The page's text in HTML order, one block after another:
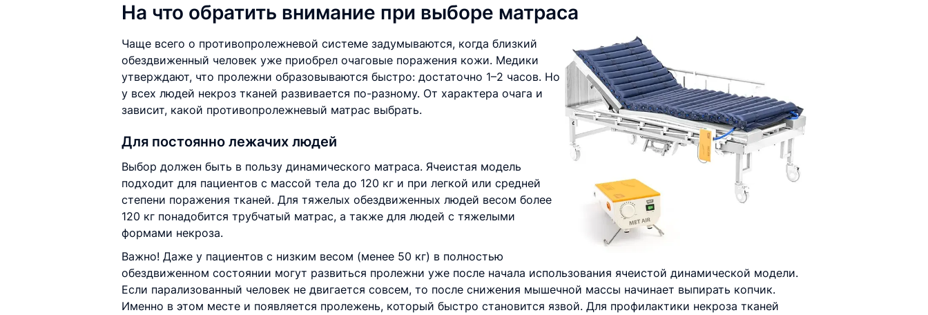
На что обратить внимание при выборе матраса
Чаще всего о противопролежневой системе задумываются, когда близкий
обездвиженный человек уже приобрел очаговые поражения кожи. Медики
утверждают, что пролежни образовываются быстро: достаточно 1–2 часов. Но
у всех людей некроз тканей развивается по-разному. От характера очага и
зависит, какой противопролежневый матрас выбрать.
Для постоянно лежачих людей
Выбор должен быть в пользу динамического матраса. Ячеистая модель
подходит для пациентов с массой тела до 120 кг и при легкой или средней
степени поражения тканей. Для тяжелых обездвиженных людей весом более
120 кг понадобится трубчатый матрас, а также для людей с тяжелыми
формами некроза.
Важно! Даже у пациентов с низким весом (менее 50 кг) в полностью
обездвиженном состоянии могут развиться пролежни уже после начала использования ячеистой динамической модели.
Если парализованный человек не двигается совсем, то после снижения мышечной массы начинает выпирать копчик.
Именно в этом месте и появляется пролежень, который быстро становится язвой. Для профилактики некроза тканей